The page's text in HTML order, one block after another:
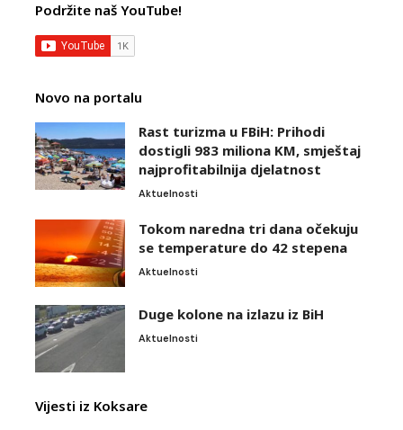
Podržite naš YouTube!
Novo na portalu
Rast turizma u FBiH: Prihodi
dostigli 983 miliona KM, smještaj
najprofitabilnija djelatnost
Aktuelnosti
Tokom naredna tri dana očekuju
se temperature do 42 stepena
Aktuelnosti
Duge kolone na izlazu iz BiH
Aktuelnosti
Vijesti iz Koksare